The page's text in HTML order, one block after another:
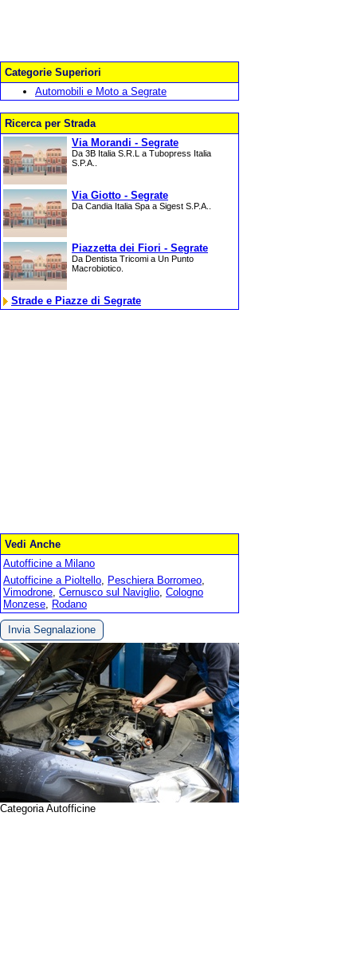
Categorie Superiori
Automobili e Moto a Segrate
Ricerca per Strada
Via Morandi - Segrate
Da 3B Italia S.R.L a Tubopress Italia
S.P.A..
Via Giotto - Segrate
Da Candia Italia Spa a Sigest S.P.A..
Piazzetta dei Fiori - Segrate
Da Dentista Tricomi a Un Punto
Macrobiotico.
Strade e Piazze di Segrate
Vedi Anche
Autofficine a Milano
Autofficine a Pioltello, Peschiera Borromeo,
Vimodrone, Cernusco sul Naviglio, Cologno
Monzese, Rodano
Invia Segnalazione
Categoria Autofficine